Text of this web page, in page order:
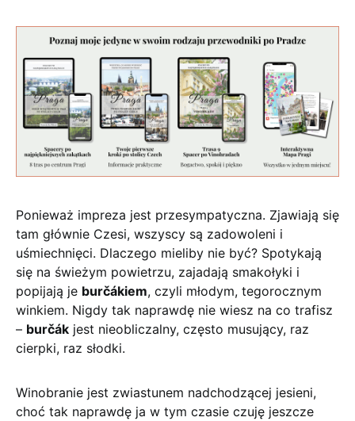
Ponieważ impreza jest przesympatyczna. Zjawiają się
tam głównie Czesi, wszyscy są zadowoleni i
uśmiechnięci. Dlaczego mieliby nie być? Spotykają
się na świeżym powietrzu, zajadają smakołyki i
popijają je burčákiem, czyli młodym, tegorocznym
winkiem. Nigdy tak naprawdę nie wiesz na co trafisz
– burčák jest nieobliczalny, często musujący, raz
cierpki, raz słodki.
Winobranie jest zwiastunem nadchodzącej jesieni,
choć tak naprawdę ja w tym czasie czuję jeszcze